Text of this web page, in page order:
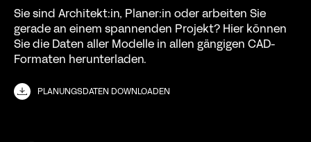
PLANUNGSDATEN DOWNLOADEN
Sie sind Architekt:in, Planer:in oder arbeiten Sie
gerade an einem spannenden Projekt? Hier können
Sie die Daten aller Modelle in allen gängigen CAD-
Formaten herunterladen.